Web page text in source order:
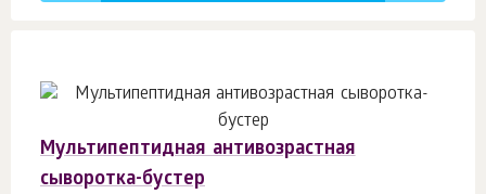
Мультипептидная антивозрастная
сыворотка-бустер